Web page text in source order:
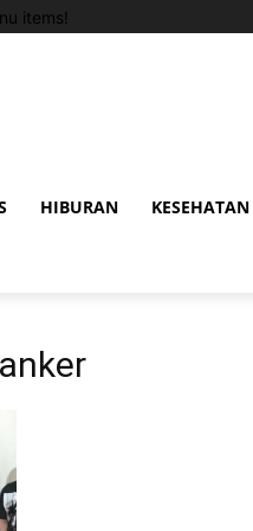
items!
HIBURAN KESEHATAN